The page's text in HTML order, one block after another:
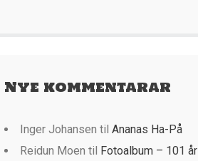
Nye kommentarar
Inger Johansen til Ananas Ha-På
Reidun Moen til Fotoalbum – 101 år